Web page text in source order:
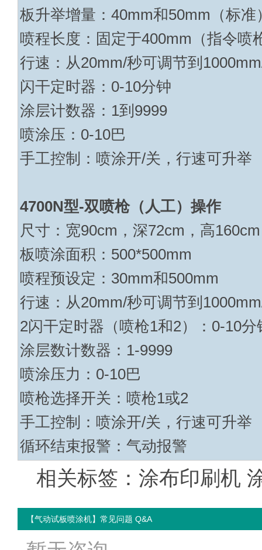
板升举增量： 40mm和50mm （标准
喷程长度：固定于400mm （指令喷
行速：从20mm/秒可调节到 1000mm
闪干定时器： 0-10分钟
涂层计数器： 1到 9999
喷涂压： 0-10巴
手工控制：喷涂开/关，行速可升举
4700N型-双喷枪（人工）操作
尺寸：宽90cm ，深72cm ，高160cm
板喷涂面积： 500*500mm
喷程预设定： 30mm和500mm
行速：从20mm/秒可调节到
2闪干定时器（喷枪1和2）： 0-10分
涂层数计数器： 1-9999
喷涂压力： 0-10巴
喷枪选择开关：喷枪1或2
手工控制：喷涂开/关，行速可升举
循环结束报警：气动报警
相关标签：涂布印刷机
【气动试板喷涂机】常见问题 Q&A